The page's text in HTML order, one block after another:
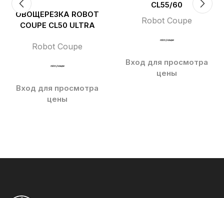
ОВОЩЕРЕЗКА ROBOT
COUPE CL50 ULTRA
Robot Coupe
Вход для просмотра
цены
CL55/60
Robot Coupe
Вход для просмотра
цены